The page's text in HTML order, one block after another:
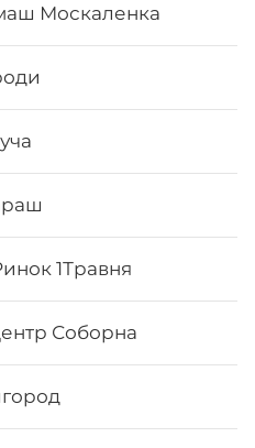
Москаленка
1Травня
Соборна
з тунцем 0,5